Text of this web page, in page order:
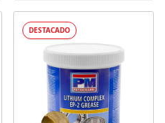
DESTACADO